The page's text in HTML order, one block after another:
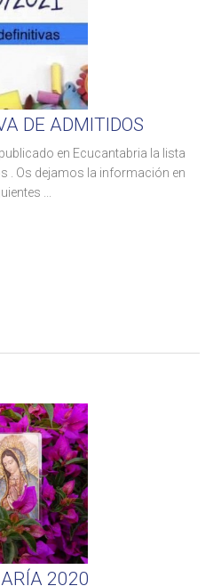
DE ADMITIDOS
en Ecucantabria la lista
. Os dejamos la información en
...
2020